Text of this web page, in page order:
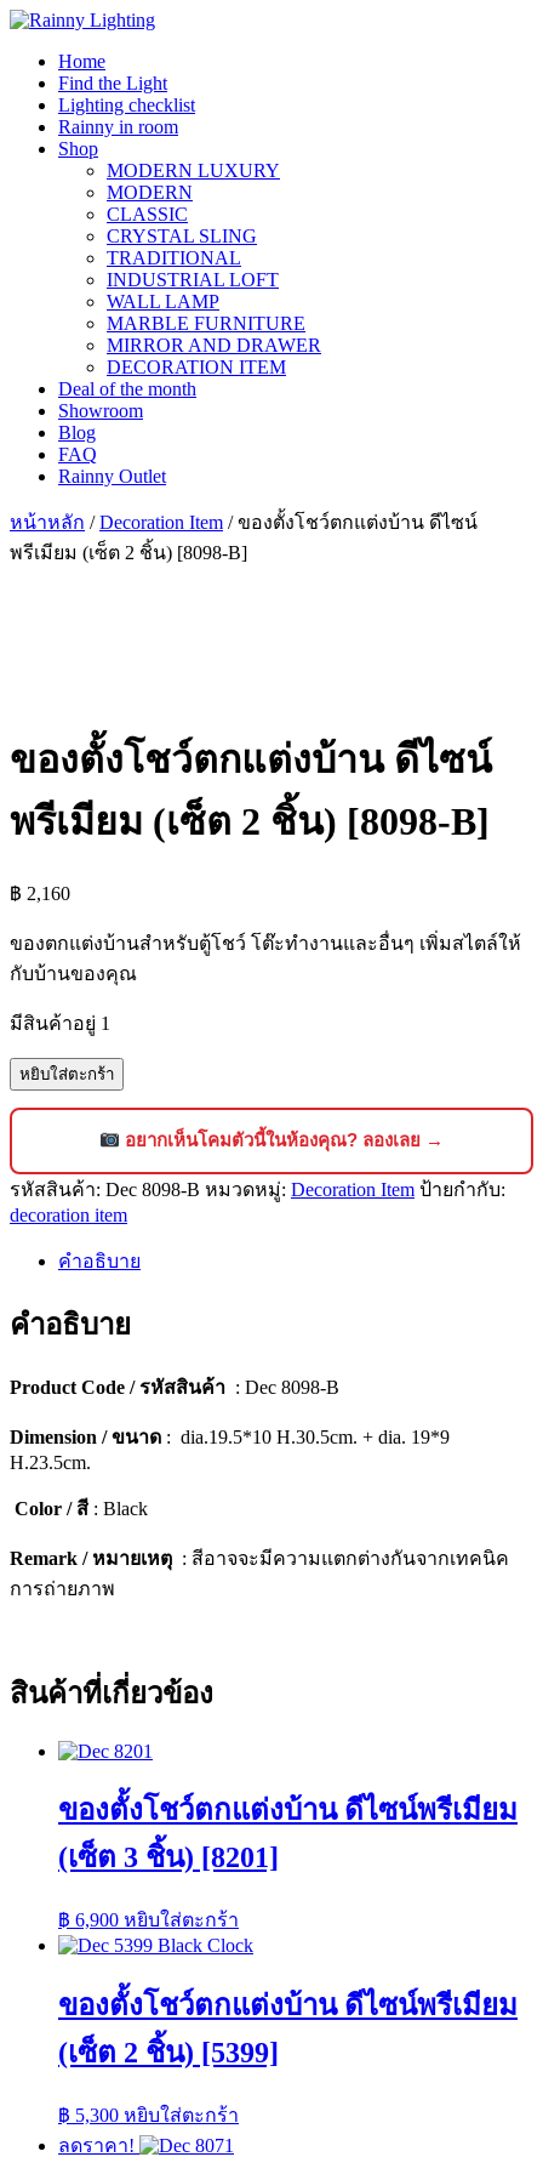
Skip
contentHome
Find the Light
Lighting checklist
Rainny in room
Shop
MODERN LUXURY
MODERN
CLASSIC
CRYSTAL SLING
TRADITIONAL
INDUSTRIAL LOFT
WALL LAMP
MARBLE FURNITURE
MIRROR AND DRAWER
DECORATION ITEM
Deal of the month
Showroom
Blog
FAQ
Rainny Outlet
หน้าหลัก /Decoration Item / ของตั้งโชว์ตกแต่งบ้าน ดีไซน์
พรีเมียม (เซ็ต 2 ชิ้น) [8098-B]
ของตั้งโชว์ตกแต่งบ้าน ดีไซน์
พรีเมียม (เซ็ต 2 ชิ้น) [8098-B]
฿ 2,160
ของตกแต่งบ้านสำหรับตู้โชว์ โต๊ะทำงานและอื่นๆ เพิ่มสไตล์ให้
กับบ้านของคุณ
มีสินค้าอยู่ 1
จำนวน
โชว์
ตกแต่ง
บ้าน
(เซ็ต
2
[8098-
ชิ้น
หยิบใส่ตะกร้า
อยากเห็นโคมตัวนี้ในห้องคุณ? ลองเลย →
รหัสสินค้า: Dec 8098-B หมวดหมู่: Decoration Item ป้ายกำกับ:
decoration item
คำอธิบาย
คำอธิบาย
Product Code / รหัสสินค้า : Dec 8098-B
Dimension / ขนาด : dia.19.5*10 H.30.5cm. + dia. 19*9
H.23.5cm.
Color / สี : Black
Remark / หมายเหตุ : สีอาจจะมีความแตกต่างกันจากเทคนิค
การถ่ายภาพ
สินค้าที่เกี่ยวข้อง
ของตั้งโชว์ตกแต่งบ้าน ดีไซน์พรีเมียม
(เซ็ต 3 ชิ้น) [8201]
฿ 6,900 หยิบใส่ตะกร้า
ของตั้งโชว์ตกแต่งบ้าน ดีไซน์พรีเมียม
(เซ็ต 2 ชิ้น) [5399]
฿ 5,300 หยิบใส่ตะกร้า
ลดราคา!